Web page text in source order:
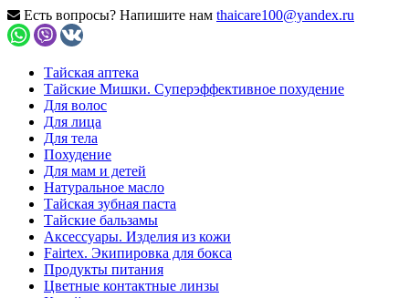
Есть вопросы? Напишите нам thaicare100@yandex.ru
Тайская аптека
Тайские Мишки. Суперэффективное похудение
Для волос
Для лица
Для тела
Похудение
Для мам и детей
Натуральное масло
Тайская зубная паста
Тайские бальзамы
Аксессуары. Изделия из кожи
Fairtex. Экипировка для бокса
Продукты питания
Цветные контактные линзы